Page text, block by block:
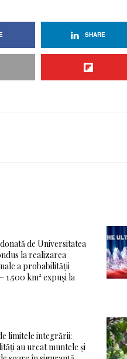
SHARE
de Universitatea
la realizarea
a probabilității
km² expuși la
limitele integrării:
au urcat muntele și